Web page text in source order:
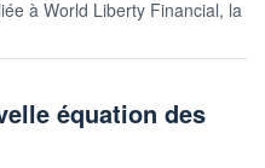
à World Liberty Financial, la
équation des